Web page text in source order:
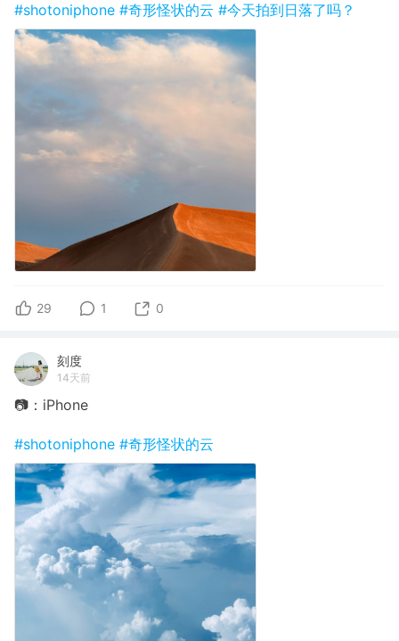
#shotoniphone #奇形怪状的云 #今天拍到日落了吗？
29 1 0
刻度
14天前
📷：iPhone
#shotoniphone #奇形怪状的云